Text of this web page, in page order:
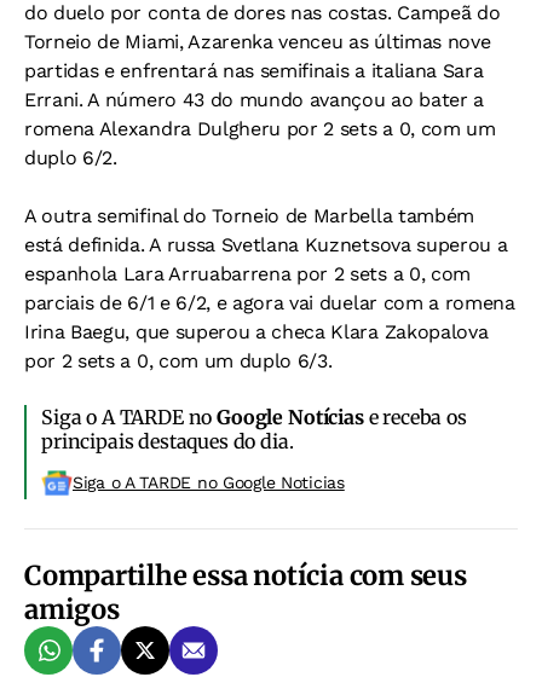
do duelo por conta de dores nas costas. Campeã do
Torneio de Miami, Azarenka venceu as últimas nove
partidas e enfrentará nas semifinais a italiana Sara
Errani. A número 43 do mundo avançou ao bater a
romena Alexandra Dulgheru por 2 sets a 0, com um
duplo 6/2.
A outra semifinal do Torneio de Marbella também
está definida. A russa Svetlana Kuznetsova superou a
espanhola Lara Arruabarrena por 2 sets a 0, com
parciais de 6/1 e 6/2, e agora vai duelar com a romena
Irina Baegu, que superou a checa Klara Zakopalova
por 2 sets a 0, com um duplo 6/3.
Siga o A TARDE noGoogle Notíciase receba os
principais destaques do dia.
Siga o A TARDE no Google Noticias
Compartilhe essa notícia com seus
amigos